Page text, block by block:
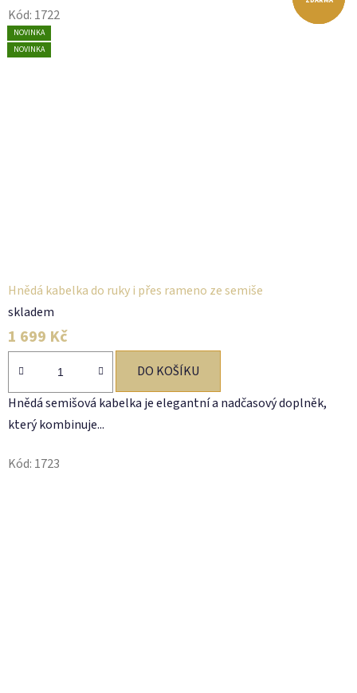
Kód: 1722
AKCE
NOVINKA
Hnědá kabelka do ruky i přes rameno ze semiše
skladem
1 699 Kč
DO KOŠÍKU
Hnědá semišová kabelka je elegantní a nadčasový doplněk,
který kombinuje...
Kód: 1723
NOVINKA
NOVINKA